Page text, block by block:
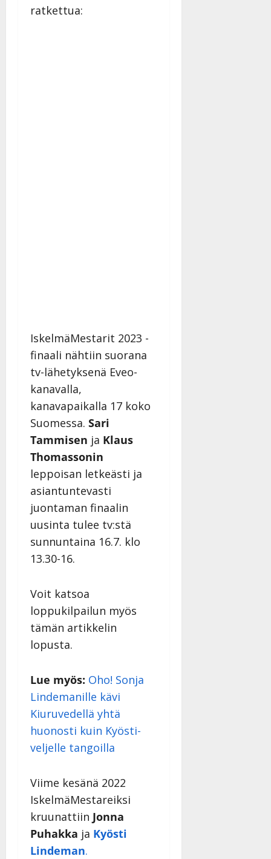
ratkettua:
IskelmäMestarit 2023 -
finaali nähtiin suorana
tv-lähetyksenä Eveo-
kanavalla,
kanavapaikalla 17 koko
Suomessa. Sari
Tammisen ja Klaus
Thomassonin
leppoisan letkeästi ja
asiantuntevasti
juontaman finaalin
uusinta tulee tv:stä
sunnuntaina 16.7. klo
13.30-16.
Voit katsoa
loppukilpailun myös
tämän artikkelin
lopusta.
Lue myös: Oho! Sonja
Lindemanille kävi
Kiuruvedellä yhtä
huonosti kuin Kyösti-
veljelle tangoilla
Viime kesänä 2022
IskelmäMestareiksi
kruunattiin Jonna
Puhakka ja Kyösti
Lindeman.